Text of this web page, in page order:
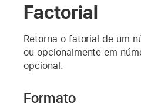
Factorial
Retorna o fatorial de um
ou opcionalmente em
opcional.
Formato